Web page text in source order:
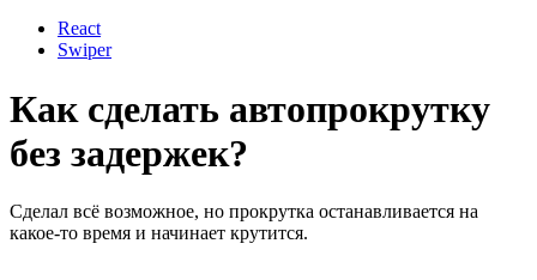
React
Swiper
Как сделать автопрокрутку
без задержек?
Сделал всё возможное, но прокрутка останавливается на
какое-то время и начинает крутится.